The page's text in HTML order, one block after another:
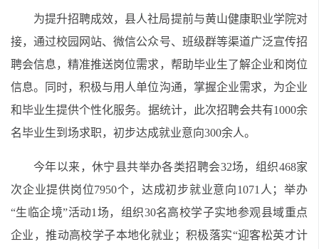
为提升招聘成效，县人社局提前与黄山健康职业学院对
接，通过校园网站、微信公众号、班级群等渠道广泛宣传招
聘会信息，精准推送岗位需求，帮助毕业生了解企业和岗位
信息。同时，积极与用人单位沟通，掌握企业需求，为企业
和毕业生提供个性化服务。据统计，此次招聘会共有1000余
名毕业生到场求职，初步达成就业意向300余人。
今年以来，休宁县共举办各类招聘会32场，组织468家
次企业提供岗位7950个，达成初步就业意向1071人；举办
“生临企境”活动1场，组织30名高校学子实地参观县域重点
企业，推动高校学子本地化就业；积极落实“迎客松英才计